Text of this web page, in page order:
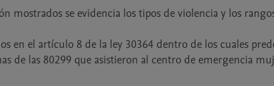
mostrados se evidencia los tipos de violencia y los
en el artículo 8 de la ley 30364 dentro de los cuales
de las 80299 que asistieron al centro de emergencia